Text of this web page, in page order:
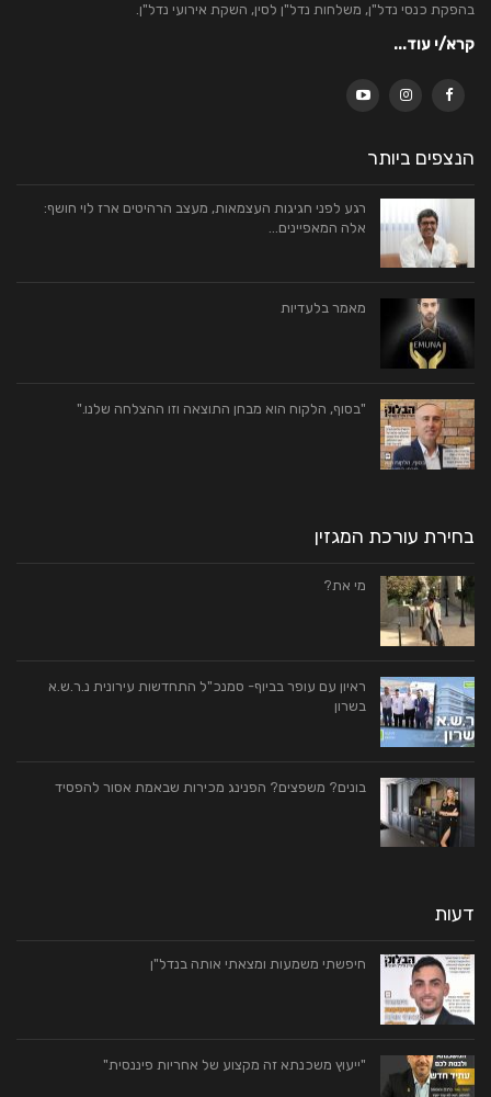
בהפקת כנסי נדל"ן, משלחות נדל"ן לסין, השקת אירועי נדל"ן.
קרא/י עוד...
הנצפים ביותר
רגע לפני חגיגות העצמאות, מעצב הרהיטים ארז לוי חושף:
אלה המאפיינים…
מאמר בלעדיות
"בסוף, הלקוח הוא מבחן התוצאה וזו ההצלחה שלנו."
בחירת עורכת המגזין
מי את?
ראיון עם עופר בביוף- סמנכ"ל התחדשות עירונית נ.ר.ש.א
בשרון
בונים? משפצים? הפנינג מכירות שבאמת אסור להפסיד
דעות
חיפשתי משמעות ומצאתי אותה בנדל"ן
"ייעוץ משכנתא זה מקצוע של אחריות פיננסית"